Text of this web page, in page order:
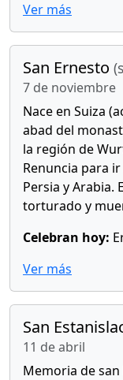
Ver más
San Ernesto
7 de noviembre
Nace en Suiza
abad del
la región de
Renuncia para
Persia y Arabia.
torturado y
Celebran hoy:
Ver más
San
11 de abril
Memoria de